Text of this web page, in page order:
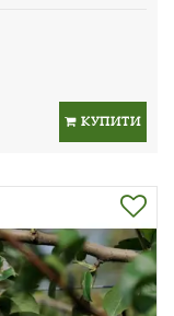
КУПИТИ